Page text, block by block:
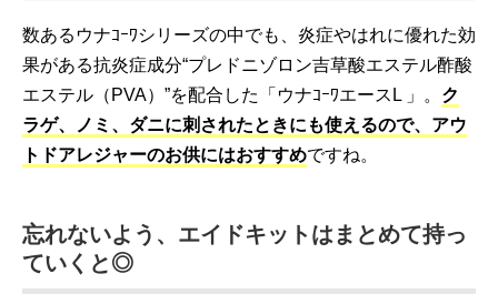
数あるウナｺｰﾜシリーズの中でも、炎症やはれに優れた効
果がある抗炎症成分“プレドニゾロン吉草酸エステル酢酸
エステル（PVA）”を配合した「ウナｺｰﾜエースL 」。 ク
ラゲ、ノミ、ダニに刺されたときにも使えるので、アウ
トドアレジャーのお供にはおすすめですね。
忘れないよう、エイドキットはまとめて持っ
ていくと◎